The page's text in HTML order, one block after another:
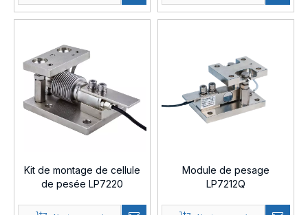
Kit de montage de cellule
de pesée LP7220
Module de pesage
LP7212Q